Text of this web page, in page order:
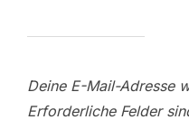
Deine E-Mail-Adresse
Erforderliche Felder